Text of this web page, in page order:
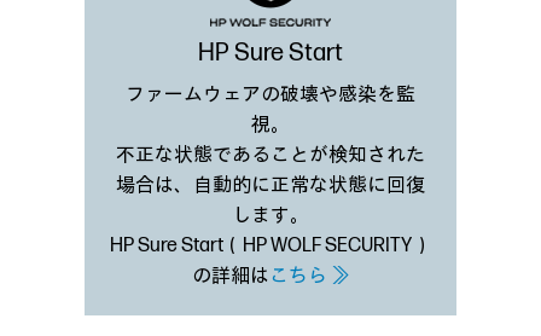
HP Sure Start
ファームウェアの破壊や感染を監
視。
不正な状態であることが検知された
場合は、自動的に正常な状態に回復
します。
HP Sure Start（HP WOLF SECURITY）
の詳細はこちら ≫